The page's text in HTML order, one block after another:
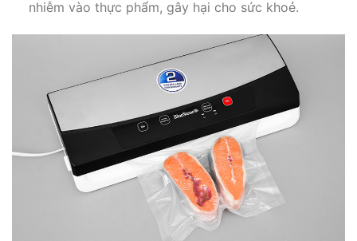
nhiễm vào thực phẩm, gây hại cho sức khoẻ.